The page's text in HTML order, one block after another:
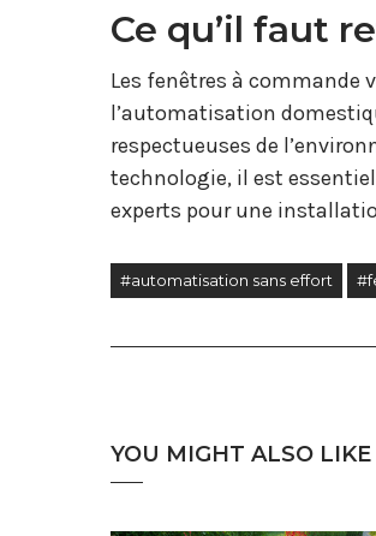
Ce qu’il faut
Les fenêtres à commande
l’automatisation
respectueuses de
technologie, il est
experts pour une
#automatisation sans effort
YOU MIGHT ALSO LIKE